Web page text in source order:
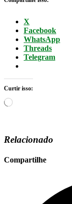
X
Facebook
WhatsApp
Threads
Telegram
Curtir isso:
Carregando...
Relacionado
Compartilhe